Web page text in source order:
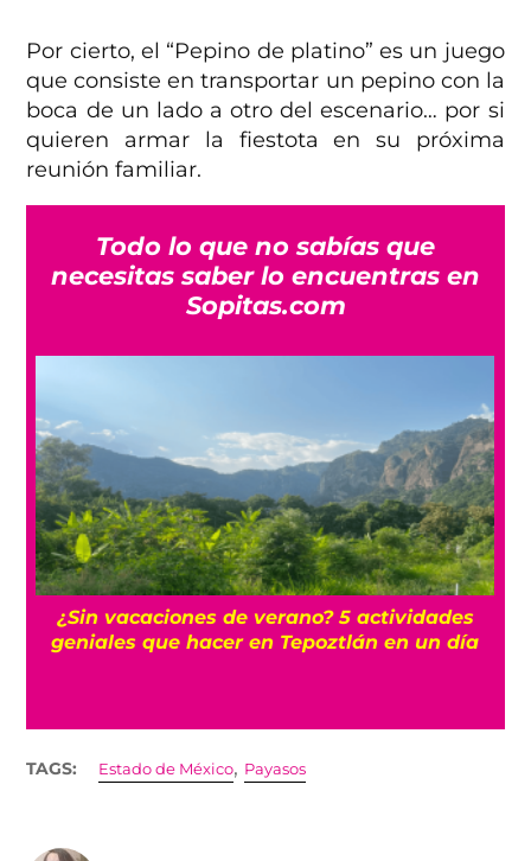
Por cierto, el “Pepino de platino” es un juego
que consiste en transportar un pepino con la
boca de un lado a otro del escenario… por si
quieren armar la fiestota en su próxima
reunión familiar.
Todo lo que no sabías que
necesitas saber lo encuentras en
Sopitas.com
¿Sin vacaciones de verano? 5 actividades
geniales que hacer en Tepoztlán en un día
TAGS: Estado de México, Payasos